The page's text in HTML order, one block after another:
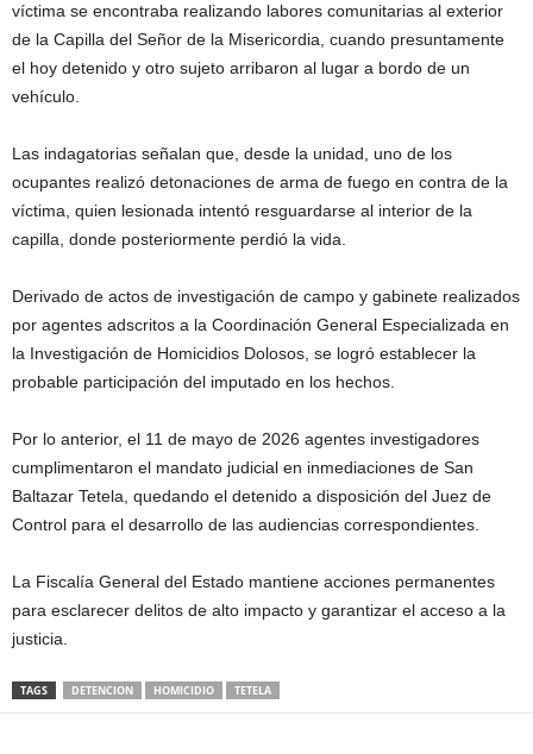
víctima se encontraba realizando labores comunitarias al exterior
de la Capilla del Señor de la Misericordia, cuando presuntamente
el hoy detenido y otro sujeto arribaron al lugar a bordo de un
vehículo.
Las indagatorias señalan que, desde la unidad, uno de los
ocupantes realizó detonaciones de arma de fuego en contra de la
víctima, quien lesionada intentó resguardarse al interior de la
capilla, donde posteriormente perdió la vida.
Derivado de actos de investigación de campo y gabinete realizados
por agentes adscritos a la Coordinación General Especializada en
la Investigación de Homicidios Dolosos, se logró establecer la
probable participación del imputado en los hechos.
Por lo anterior, el 11 de mayo de 2026 agentes investigadores
cumplimentaron el mandato judicial en inmediaciones de San
Baltazar Tetela, quedando el detenido a disposición del Juez de
Control para el desarrollo de las audiencias correspondientes.
La Fiscalía General del Estado mantiene acciones permanentes
para esclarecer delitos de alto impacto y garantizar el acceso a la
justicia.
TAGS DETENCION HOMICIDIO TETELA